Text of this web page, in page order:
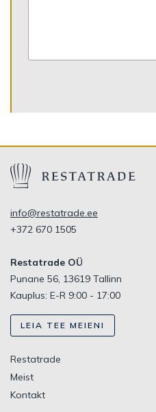
info@restatrade.ee
+372 670 1505
Restatrade OÜ
Punane 56, 13619 Tallinn
Kauplus: E-R 9:00 - 17:00
LEIA TEE MEIENI
Restatrade
Meist
Kontakt